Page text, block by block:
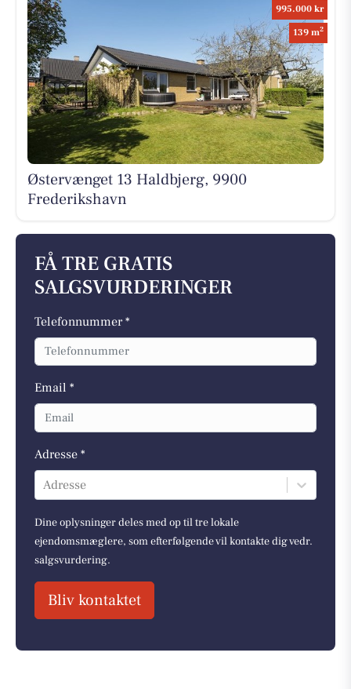
995.000 kr
139 m2
Østervænget 13 Haldbjerg, 9900
Frederikshavn
FÅ TRE GRATIS
SALGSVURDERINGER
Telefonnummer *
Email *
Adresse *
Adresse
Dine oplysninger deles med op til tre lokale
ejendomsmæglere, som efterfølgende vil kontakte dig vedr.
salgsvurdering.
Bliv kontaktet